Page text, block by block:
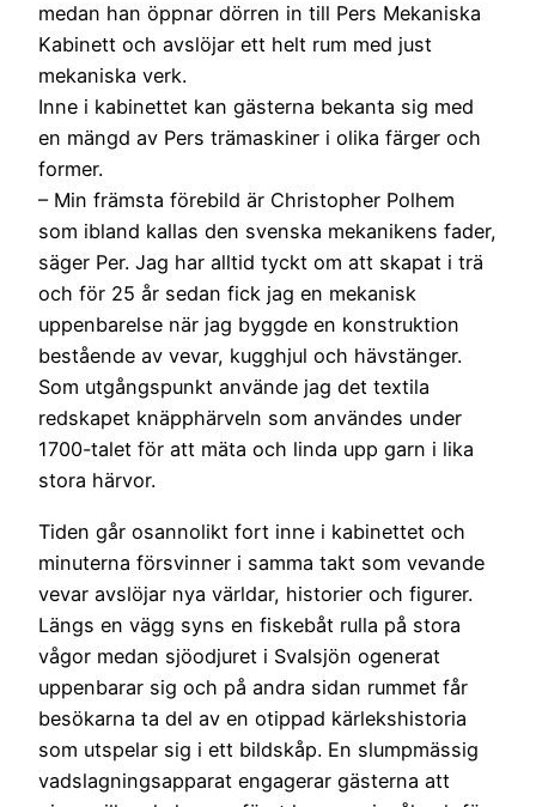
medan han öppnar dörren in till Pers Mekaniska
Kabinett och avslöjar ett helt rum med just
mekaniska verk.
Inne i kabinettet kan gästerna bekanta sig med
en mängd av Pers trämaskiner i olika färger och
former.
– Min främsta förebild är Christopher Polhem
som ibland kallas den svenska mekanikens fader,
säger Per. Jag har alltid tyckt om att skapat i trä
och för 25 år sedan fick jag en mekanisk
uppenbarelse när jag byggde en konstruktion
bestående av vevar, kugghjul och hävstänger.
Som utgångspunkt använde jag det textila
redskapet knäpphärveln som användes under
1700-talet för att mäta och linda upp garn i lika
stora härvor.
Tiden går osannolikt fort inne i kabinettet och
minuterna försvinner i samma takt som vevande
vevar avslöjar nya världar, historier och figurer.
Längs en vägg syns en fiskebåt rulla på stora
vågor medan sjöodjuret i Svalsjön ogenerat
uppenbarar sig och på andra sidan rummet får
besökarna ta del av en otippad kärlekshistoria
som utspelar sig i ett bildskåp. En slumpmässig
vadslagningsapparat engagerar gästerna att